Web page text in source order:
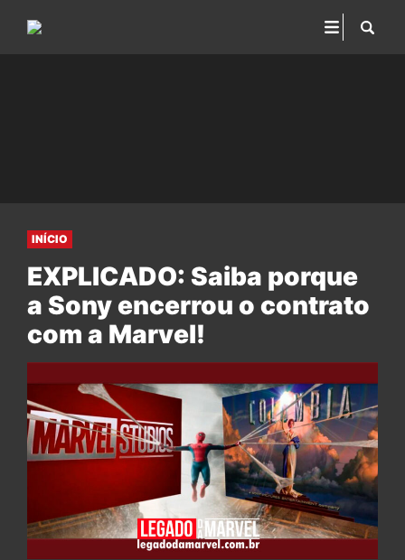
INÍCIO
EXPLICADO: Saiba porque
a Sony encerrou o contrato
com a Marvel!